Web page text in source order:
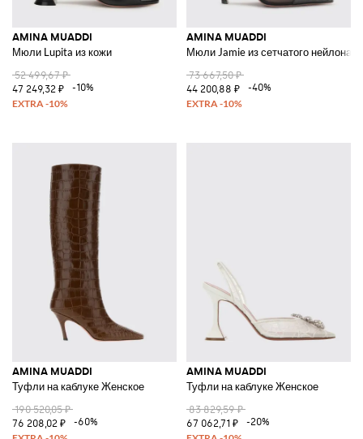
AMINA MUADDI
Мюли Lupita из кожи
52 499,67 ₽
47 249,32 ₽
-10%
AMINA MUADDI
Мюли Jamie из сетчатого нейлона
73 667,50 ₽
44 200,88 ₽
-40%
AMINA MUADDI
Туфли на каблуке Женское
190 520,05 ₽
76 208,02 ₽
-60%
AMINA MUADDI
Туфли на каблуке Женское
83 829,59 ₽
67 062,71 ₽
-20%